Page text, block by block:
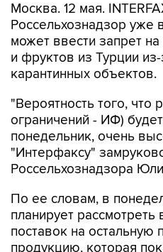
Москва. 12 мая.
Россельхознадзор уже
может ввести запрет
и фруктов из Турции
карантинных объектов.
"Вероятность того,
ограничений - ИФ)
понедельник, очень
"Интерфаксу"
Россельхознадзора
По ее словам, в
планирует рассмотреть
поставок на
продукцию, которая